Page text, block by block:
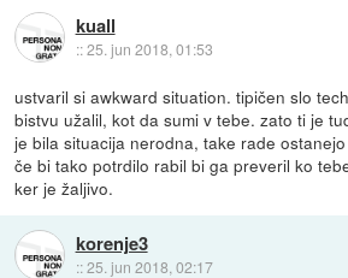
kuall
::25. jun 2018, 01:53
ustvaril si awkward situation. tipičen slo
bistvu užalil, kot da sumi v tebe. zato ti je
je bila situacija nerodna, take rade
če bi tako potrdilo rabil bi ga preveril ko
ker je žaljivo.
korenje3
::25. jun 2018, 02:17